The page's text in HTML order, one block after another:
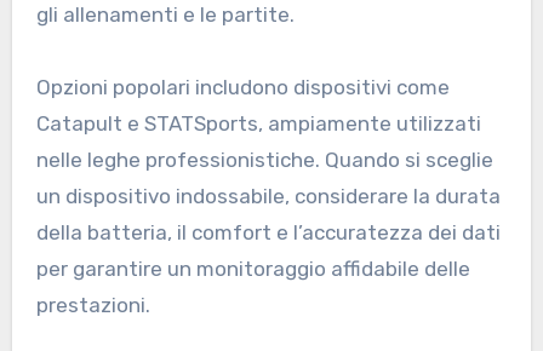
gli allenamenti e le partite.
Opzioni popolari includono dispositivi come
Catapult e STATSports, ampiamente utilizzati
nelle leghe professionistiche. Quando si sceglie
un dispositivo indossabile, considerare la durata
della batteria, il comfort e l’accuratezza dei dati
per garantire un monitoraggio affidabile delle
prestazioni.